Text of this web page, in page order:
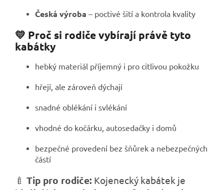
Česká výroba – poctivé šití a kontrola kvality
💛 Proč si rodiče vybírají právě tyto
kabátky
hebký materiál příjemný i pro citlivou pokožku
hřejí, ale zároveň dýchají
snadné oblékání i svlékání
vhodné do kočárku, autosedačky i domů
bezpečné provedení bez šňůrek a nebezpečných
částí
🍼 Tip pro rodiče: Kojenecký kabátek je